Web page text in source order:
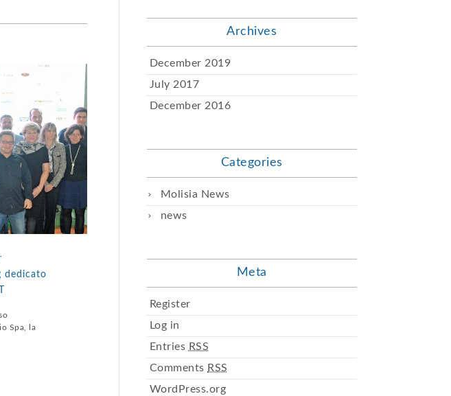
dedicato
Spa, la
Archives
December 2019
July 2017
December 2016
Categories
Molisia News
news
Meta
Register
Log in
Entries RSS
Comments RSS
WordPress.org